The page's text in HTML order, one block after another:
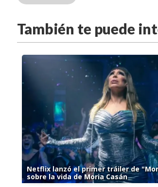
También te puede
Netflix lanzó el primer tráiler de
sobre la vida de Moria Casán